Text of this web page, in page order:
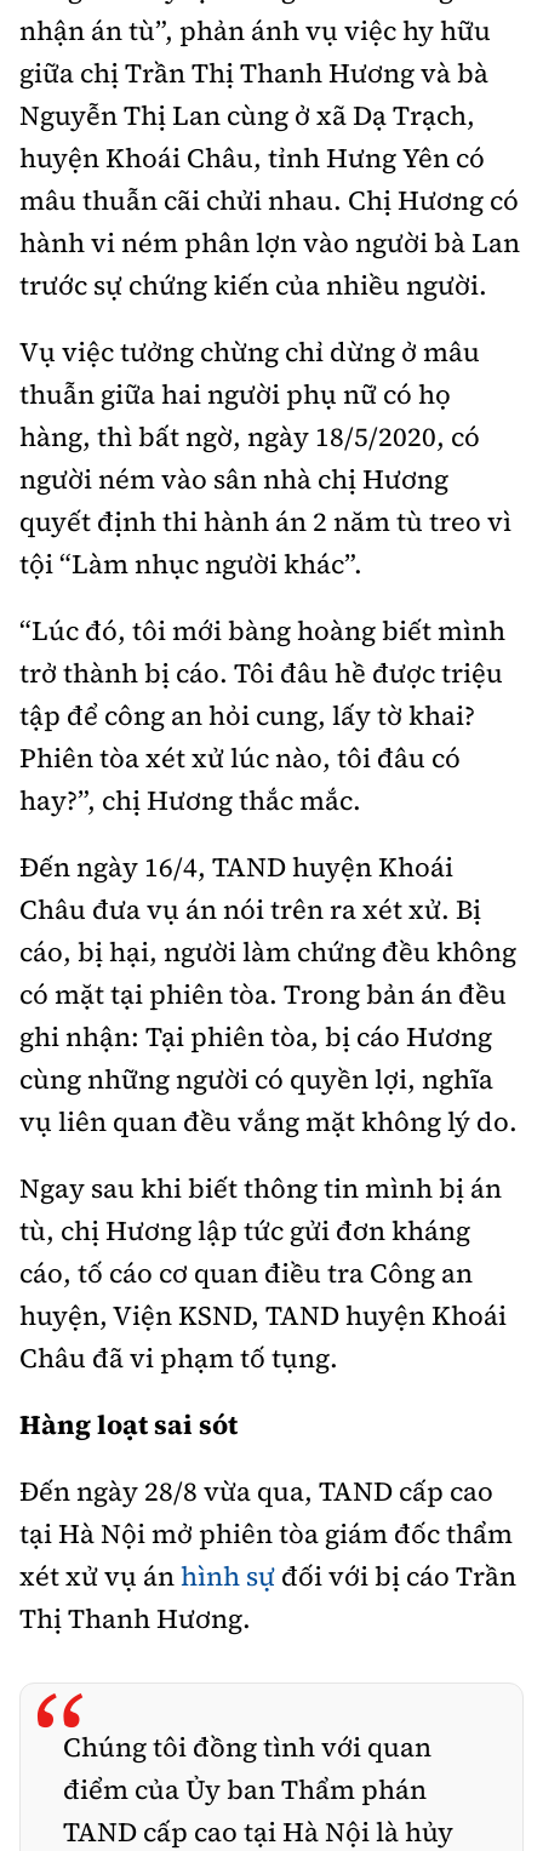
Nhà thầu
Mời thầu - Đấu thầu
Thi viết về GTVT
Gương sáng giao thông
Âm nhạc
Hậu trường sao
360 độ thể thao
Sản phẩm mới
Tư vấn
Thế giới
Thời sự Quốc tế
Hồ sơ tài liệu
Thế giới giao thông
Thế giới xây dựng
Đi ++
Du lịch
Khám phá
Video
Thời sự
Khám phá
Camera giao thông
Câu chuyện giao thông
Giải trí - Thể thao
Cơ quan chủ quản: Bộ Xây dựng
Giấy phép số: 03/GP-BVHTTDL, cấp ngày 1/4/2025.
Tòa soạn: Số 2 Nguyễn Công Hoan, phường Giảng Võ,
Hà Nội.
Tổng biên tập: Nguyễn Thị Hồng Nga
Nguyễn Đức Thắng, La Đức Hùng
Hotline:
0901 514 799
Quảng cáo và Phát hành:
0915 057 282
Email:bandoc@baoxaydung.vn
Cấm sao chép dưới mọi hình thức nếu không có sự
chấp thuận bằng văn bản.
Thông tin tòa
soạn
nhận án tù”, phản ánh vụ việc hy hữu
giữa chị Trần Thị Thanh Hương và bà
Nguyễn Thị Lan cùng ở xã Dạ Trạch,
huyện Khoái Châu, tỉnh Hưng Yên có
mâu thuẫn cãi chửi nhau. Chị Hương có
hành vi ném phân lợn vào người bà Lan
trước sự chứng kiến của nhiều người.
Vụ việc tưởng chừng chỉ dừng ở mâu
thuẫn giữa hai người phụ nữ có họ
hàng, thì bất ngờ, ngày 18/5/2020, có
người ném vào sân nhà chị Hương
quyết định thi hành án 2 năm tù treo vì
tội “Làm nhục người khác”.
“Lúc đó, tôi mới bàng hoàng biết mình
trở thành bị cáo. Tôi đâu hề được triệu
tập để công an hỏi cung, lấy tờ khai?
Phiên tòa xét xử lúc nào, tôi đâu có
hay?”, chị Hương thắc mắc.
Đến ngày 16/4, TAND huyện Khoái
Châu đưa vụ án nói trên ra xét xử. Bị
cáo, bị hại, người làm chứng đều không
có mặt tại phiên tòa. Trong bản án đều
ghi nhận: Tại phiên tòa, bị cáo Hương
cùng những người có quyền lợi, nghĩa
vụ liên quan đều vắng mặt không lý do.
Ngay sau khi biết thông tin mình bị án
tù, chị Hương lập tức gửi đơn kháng
cáo, tố cáo cơ quan điều tra Công an
huyện, Viện KSND, TAND huyện Khoái
Châu đã vi phạm tố tụng.
Hàng loạt sai sót
Đến ngày 28/8 vừa qua, TAND cấp cao
tại Hà Nội mở phiên tòa giám đốc thẩm
xét xử vụ ánhình sự đối với bị cáo Trần
Thị Thanh Hương.
“Chúng tôi đồng tình với quan
điểm của Ủy ban Thẩm phán
TAND cấp cao tại Hà Nội là hủy